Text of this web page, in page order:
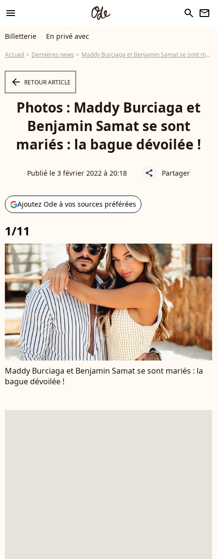
menu search newsletter
Billetterie En privé avec
Accueil Dernières news Maddy Burciaga et Benjamin Samat se sont mariés : la bague dévoilée !
arrow_left RETOUR ARTICLE
Photos : Maddy Burciaga et
Benjamin Samat se sont
mariés : la bague dévoilée !
Publié le 3 février 2022 à 20:18 share Partager
Ajoutez Ode à vos sources préférées
1/11
Maddy Burciaga et Benjamin Samat se sont mariés : la
bague dévoilée !